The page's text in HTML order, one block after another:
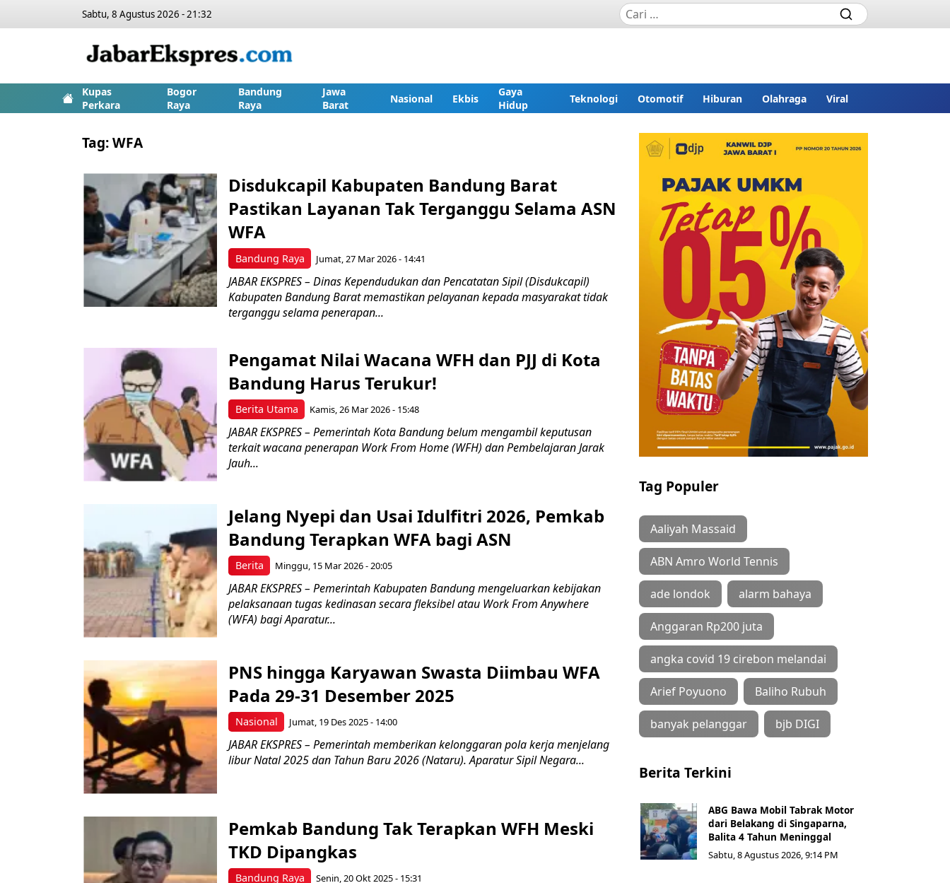
Sabtu, 8 Agustus 2026 - 21:32
Kupas
Perkara
Bogor
Raya
Bandung
Raya
Jawa
Barat
Nasional Ekbis
Gaya
Hidup
Teknologi Otomotif Hiburan Olahraga Viral
Tag:WFA
Bandung Raya
Disdukcapil Kabupaten Bandung Barat
Pastikan Layanan Tak Terganggu Selama ASN
WFA
Jumat, 27 Mar 2026 - 14:41
JABAR EKSPRES – Dinas Kependudukan dan Pencatatan Sipil (Disdukcapil)
Kabupaten Bandung Barat memastikan pelayanan kepada masyarakat tidak
terganggu selama penerapan...
Berita Utama
Pengamat Nilai Wacana WFH dan PJJ di Kota
Bandung Harus Terukur!
Kamis, 26 Mar 2026 - 15:48
JABAR EKSPRES – Pemerintah Kota Bandung belum mengambil keputusan
terkait wacana penerapan Work From Home (WFH) dan Pembelajaran Jarak
Jauh...
Berita
Jelang Nyepi dan Usai Idulfitri 2026, Pemkab
Bandung Terapkan WFA bagi ASN
Minggu, 15 Mar 2026 - 20:05
JABAR EKSPRES – Pemerintah Kabupaten Bandung mengeluarkan kebijakan
pelaksanaan tugas kedinasan secara fleksibel atau Work From Anywhere
(WFA) bagi Aparatur...
Nasional
PNS hingga Karyawan Swasta Diimbau WFA
Pada 29-31 Desember 2025
Jumat, 19 Des 2025 - 14:00
JABAR EKSPRES – Pemerintah memberikan kelonggaran pola kerja menjelang
libur Natal 2025 dan Tahun Baru 2026 (Nataru). Aparatur Sipil Negara...
Bandung Raya
Pemkab Bandung Tak Terapkan WFH Meski
TKD Dipangkas
Senin, 20 Okt 2025 - 15:31
Tag Populer
Aaliyah Massaid
ABN Amro World Tennis
ade londok alarm bahaya
Anggaran Rp200 juta
angka covid 19 cirebon melandai
Arief Poyuono Baliho Rubuh
banyak pelanggar bjb DIGI
Berita Terkini
ABG Bawa Mobil Tabrak Motor
dari Belakang di Singaparna,
Balita 4 Tahun Meninggal
Sabtu, 8 Agustus 2026, 9:14 PM